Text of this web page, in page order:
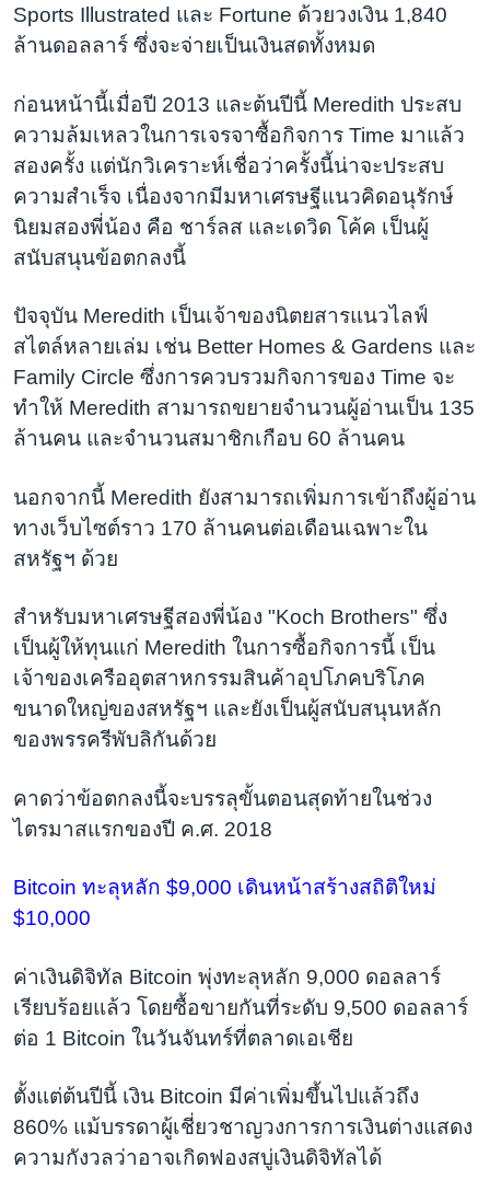
Sports Illustrated และ Fortune ด้วยวงเงิน 1,840
ล้านดอลลาร์ ซึ่งจะจ่ายเป็นเงินสดทั้งหมด
ก่อนหน้านี้เมื่อปี 2013 และต้นปีนี้ Meredith ประสบ
ความล้มเหลวในการเจรจาซื้อกิจการ Time มาแล้ว
สองครั้ง แต่นักวิเคราะห์เชื่อว่าครั้งนี้น่าจะประสบ
ความสำเร็จ เนื่องจากมีมหาเศรษฐีแนวคิดอนุรักษ์
นิยมสองพี่น้อง คือ ชาร์ลส และเดวิด โค้ค เป็นผู้
สนับสนุนข้อตกลงนี้
ปัจจุบัน Meredith เป็นเจ้าของนิตยสารแนวไลฟ์
สไตล์หลายเล่ม เช่น Better Homes & Gardens และ
Family Circle ซึ่งการควบรวมกิจการของ Time จะ
ทำให้ Meredith สามารถขยายจำนวนผู้อ่านเป็น 135
ล้านคน และจำนวนสมาชิกเกือบ 60 ล้านคน
นอกจากนี้ Meredith ยังสามารถเพิ่มการเข้าถึงผู้อ่าน
ทางเว็บไซต์ราว 170 ล้านคนต่อเดือนเฉพาะใน
สหรัฐฯ ด้วย
สำหรับมหาเศรษฐีสองพี่น้อง "Koch Brothers" ซึ่ง
เป็นผู้ให้ทุนแก่ Meredith ในการซื้อกิจการนี้ เป็น
เจ้าของเครืออุตสาหกรรมสินค้าอุปโภคบริโภค
ขนาดใหญ่ของสหรัฐฯ และยังเป็นผู้สนับสนุนหลัก
ของพรรครีพับลิกันด้วย
คาดว่าข้อตกลงนี้จะบรรลุขั้นตอนสุดท้ายในช่วง
ไตรมาสแรกของปี ค.ศ. 2018
Bitcoin ทะลุหลัก $9,000 เดินหน้าสร้างสถิติใหม่
$10,000
ค่าเงินดิจิทัล Bitcoin พุ่งทะลุหลัก 9,000 ดอลลาร์
เรียบร้อยแล้ว โดยซื้อขายกันที่ระดับ 9,500 ดอลลาร์
ต่อ 1 Bitcoin ในวันจันทร์ที่ตลาดเอเชีย
ตั้งแต่ต้นปีนี้ เงิน Bitcoin มีค่าเพิ่มขึ้นไปแล้วถึง
860% แม้บรรดาผู้เชี่ยวชาญวงการการเงินต่างแสดง
ความกังวลว่าอาจเกิดฟองสบู่เงินดิจิทัลได้